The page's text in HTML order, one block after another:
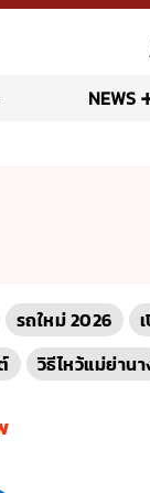
NEWS
รถใหม่ 2026
วิธีไหว้แม่ย่าน